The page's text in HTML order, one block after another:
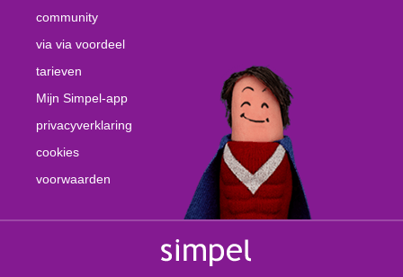
community
via via voordeel
tarieven
Mijn Simpel-app
privacyverklaring
cookies
voorwaarden